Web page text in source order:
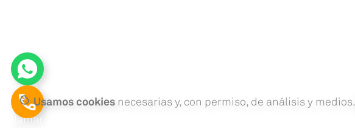
cookie Usamos cookiesnecesarias y, con permiso, de análisis y medios.
¡Pulsa
y
envia
un
Whats
phone
¡Pulsa
para
llamar